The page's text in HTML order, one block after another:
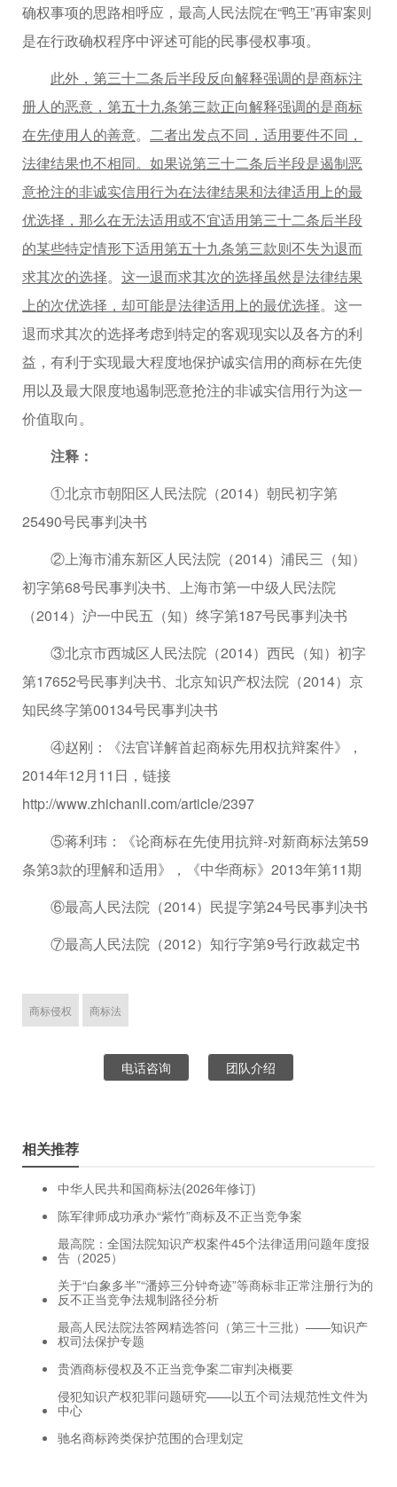
确权事项的思路相呼应，最高人民法院在“鸭王”再审案则
是在行政确权程序中评述可能的民事侵权事项。
此外，第三十二条后半段反向解释强调的是商标注
册人的恶意，第五十九条第三款正向解释强调的是商标
在先使用人的善意。 二者出发点不同，适用要件不同，
法律结果也不相同。如果说第三十二条后半段是遏制恶
意抢注的非诚实信用行为在法律结果和法律适用上的最
优选择，那么在无法适用或不宜适用第三十二条后半段
的某些特定情形下适用第五十九条第三款则不失为退而
求其次的选择。 这一退而求其次的选择虽然是法律结果
上的次优选择，却可能是法律适用上的最优选择。这一
退而求其次的选择考虑到特定的客观现实以及各方的利
益，有利于实现最大程度地保护诚实信用的商标在先使
用以及最大限度地遏制恶意抢注的非诚实信用行为这一
价值取向。
注释：
①北京市朝阳区人民法院（2014）朝民初字第
25490号民事判决书
②上海市浦东新区人民法院（2014）浦民三（知）
初字第68号民事判决书、上海市第一中级人民法院
（2014）沪一中民五（知）终字第187号民事判决书
③北京市西城区人民法院（2014）西民（知）初字
第17652号民事判决书、北京知识产权法院（2014）京
知民终字第00134号民事判决书
④赵刚：《法官详解首起商标先用权抗辩案件》，
2014年12月11日，链接
http://www.zhichanli.com/article/2397
⑤蒋利玮：《论商标在先使用抗辩-对新商标法第59
条第3款的理解和适用》，《中华商标》2013年第11期
⑥最高人民法院（2014）民提字第24号民事判决书
⑦最高人民法院（2012）知行字第9号行政裁定书
商标侵权 商标法
电话咨询 团队介绍
相关推荐
中华人民共和国商标法(2026年修订)
陈军律师成功承办“紫竹”商标及不正当竞争案
最高院：全国法院知识产权案件45个法律适用问题年度报
告（2025）
关于“白象多半”“潘婷三分钟奇迹”等商标非正常注册行为的
反不正当竞争法规制路径分析
最高人民法院法答网精选答问（第三十三批）——知识产
权司法保护专题
贵酒商标侵权及不正当竞争案二审判决概要
侵犯知识产权犯罪问题研究——以五个司法规范性文件为
中心
驰名商标跨类保护范围的合理划定